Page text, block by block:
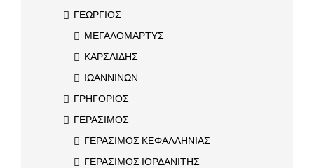
ΓΕΩΡΓΙΟΣ
ΜΕΓΑΛΟΜΑΡΤΥΣ
ΚΑΡΣΛΙΔΗΣ
ΙΩΑΝΝΙΝΩΝ
ΓΡΗΓΟΡΙΟΣ
ΓΕΡΑΣΙΜΟΣ
ΓΕΡΑΣΙΜΟΣ ΚΕΦΑΛΛΗΝΙΑΣ
ΓΕΡΑΣΙΜΟΣ ΙΟΡΔΑΝΙΤΗΣ